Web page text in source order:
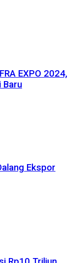
EXPO 2024,
Baru
Ekspor